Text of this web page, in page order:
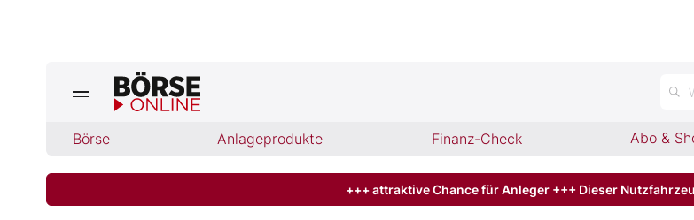
Börse Anlageprodukte Finanz-Check Abo &
Jetzt aktuelle Ausgabe BÖRSE ONLINE lesen
+++ attraktive Chance für Anleger +++ Dieser